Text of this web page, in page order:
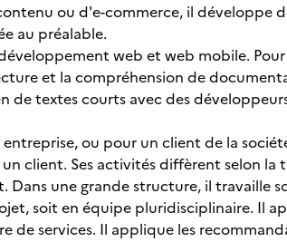
ou d'e-commerce, il développe
au préalable.
web et web mobile. Pour
et la compréhension de
de textes courts avec des
ou pour un client de la
client. Ses activités diffèrent selon la
Dans une grande structure, il travaille
soit en équipe pluridisciplinaire. Il
de services. Il applique les